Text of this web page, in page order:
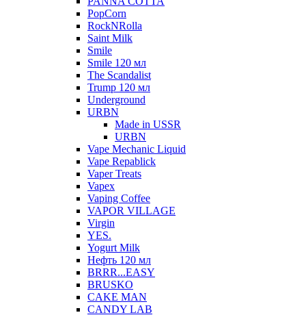
PopCorn
RockNRolla
Saint Milk
Smile
Smile 120 мл
The Scandalist
Trump 120 мл
Underground
URBN
Made in USSR
URBN
Vape Mechanic Liquid
Vape Repablick
Vaper Treats
Vapex
Vaping Coffee
VAPOR VILLAGE
Virgin
YES.
Yogurt Milk
Нефть 120 мл
BRRR...EASY
BRUSKO
CAKE MAN
CANDY LAB